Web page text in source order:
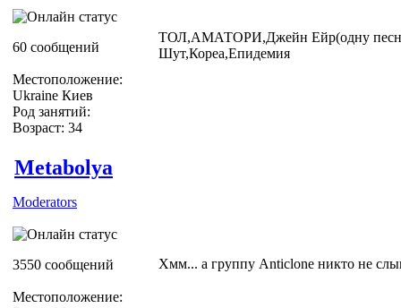
60 сообщений
Местоположение:
Ukraine Киев
Род занятий:
Возраст: 34
ТОЛ,АМАТОРИ,Джейн Ейр(одну
Шут,Кореа,Епидемия
Metabolya
Moderators
3550 сообщений
Местоположение:
Хмм... а группу Anticlone никто не